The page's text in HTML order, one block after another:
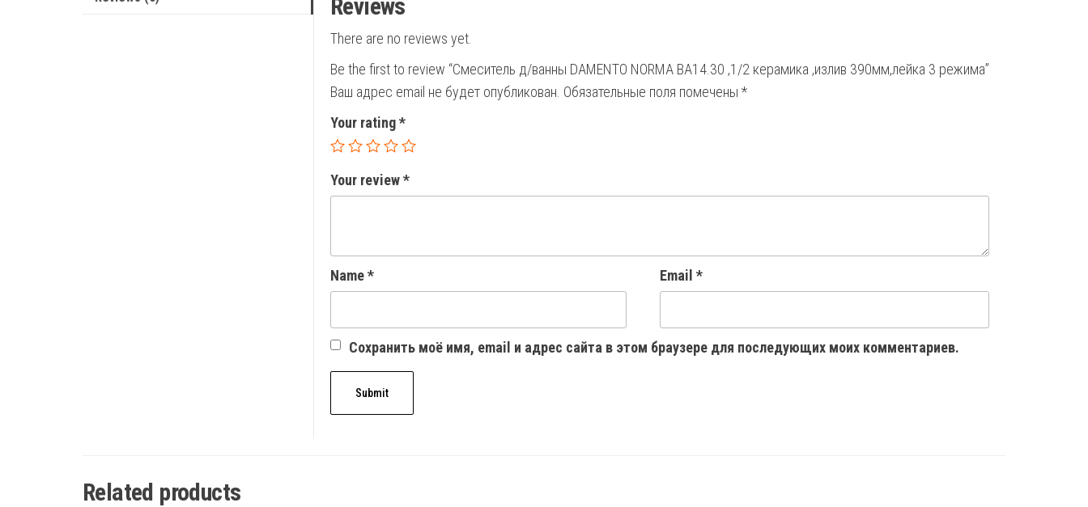
Reviews
There are no reviews yet.
Be the first to review “Смеситель д/ванны DAMENTO NORMA ВА14.30 ,1/2 керамика ,излив 390мм,лейка 3 режима”
Ваш адрес email не будет опубликован. Обязательные поля помечены *
Your rating*
Your review*
Name* Email *
Сохранить моё имя, email и адрес сайта в этом браузере для последующих моих комментариев.
Related products